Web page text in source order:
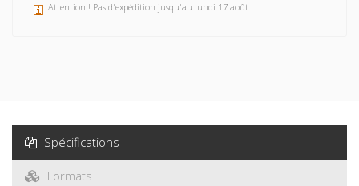
Attention ! Pas d'expédition jusqu'au lundi 17 août
Spécifications
Formats